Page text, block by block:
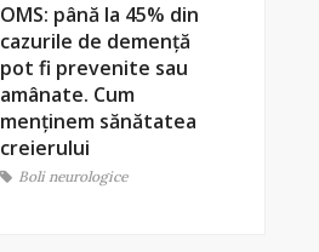
OMS: până la 45% din
cazurile de demență
pot fi prevenite sau
amânate. Cum
menținem sănătatea
creierului
Boli neurologice